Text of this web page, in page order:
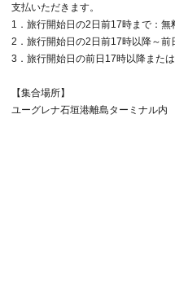
支払いただきます。
1．旅行開始日の2日前17時まで：無
2．旅行開始日の2日前17時以降～前
3．旅行開始日の前日17時以降また
【集合場所】
ユーグレナ石垣港離島ターミナル内